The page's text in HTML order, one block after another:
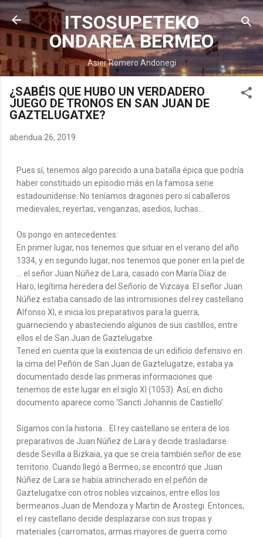
Saltatu eta joan eduki nagusira
ITSOSUPETEKO
ONDAREA BERMEO
Asier Romero Andonegi
¿SABÉIS QUE HUBO UN VERDADERO
JUEGO DE TRONOS EN SAN JUAN DE
GAZTELUGATXE?
abendua 26, 2019
Pues sí, tenemos algo parecido a una batalla épica que podría
haber constituido un episodio más en la famosa serie
estadounidense. No teníamos dragones pero sí caballeros
medievales, reyertas, venganzas, asedios, luchas...
Os pongo en antecedentes:
En primer lugar, nos tenemos que situar en el verano del año
1334, y en segundo lugar, nos tenemos que poner en la piel de
... el señor Juan Núñez de Lara, casado con María Díaz de
Haro, legítima heredera del Señorío de Vizcaya. El señor Juan
Núñez estaba cansado de las intromisiones del rey castellano
Alfonso XI, e inicia los preparativos para la guerra,
guarneciendo y abasteciendo algunos de sus castillos, entre
ellos el de San Juan de Gaztelugatxe.
Tened en cuenta que la existencia de un edificio defensivo en
la cima del Peñón de San Juan de Gaztelugatze, estaba ya
documentado desde las primeras informaciones que
tenemos de este lugar en el siglo XI (1053). Así, en dicho
documento aparece como ‘Sancti Johannis de Castiello’.
Sigamos con la historia... El rey castellano se entera de los
preparativos de Juan Núñez de Lara y decide trasladarse
desde Sevilla a Bizkaia, ya que se creía también señor de ese
territorio. Cuando llegó a Bermeo, se encontró que Juan
Núñez de Lara se había atrincherado en el peñón de
Gaztelugatxe con otros nobles vizcaínos, entre ellos los
bermeanos Juan de Mendoza y Martin de Arostegi. Entonces,
el rey castellano decide desplazarse con sus tropas y
materiales (carromatos, armas mayores de guerra como